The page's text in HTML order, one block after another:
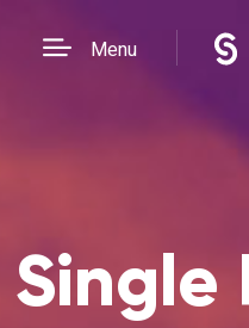
Menu
Single